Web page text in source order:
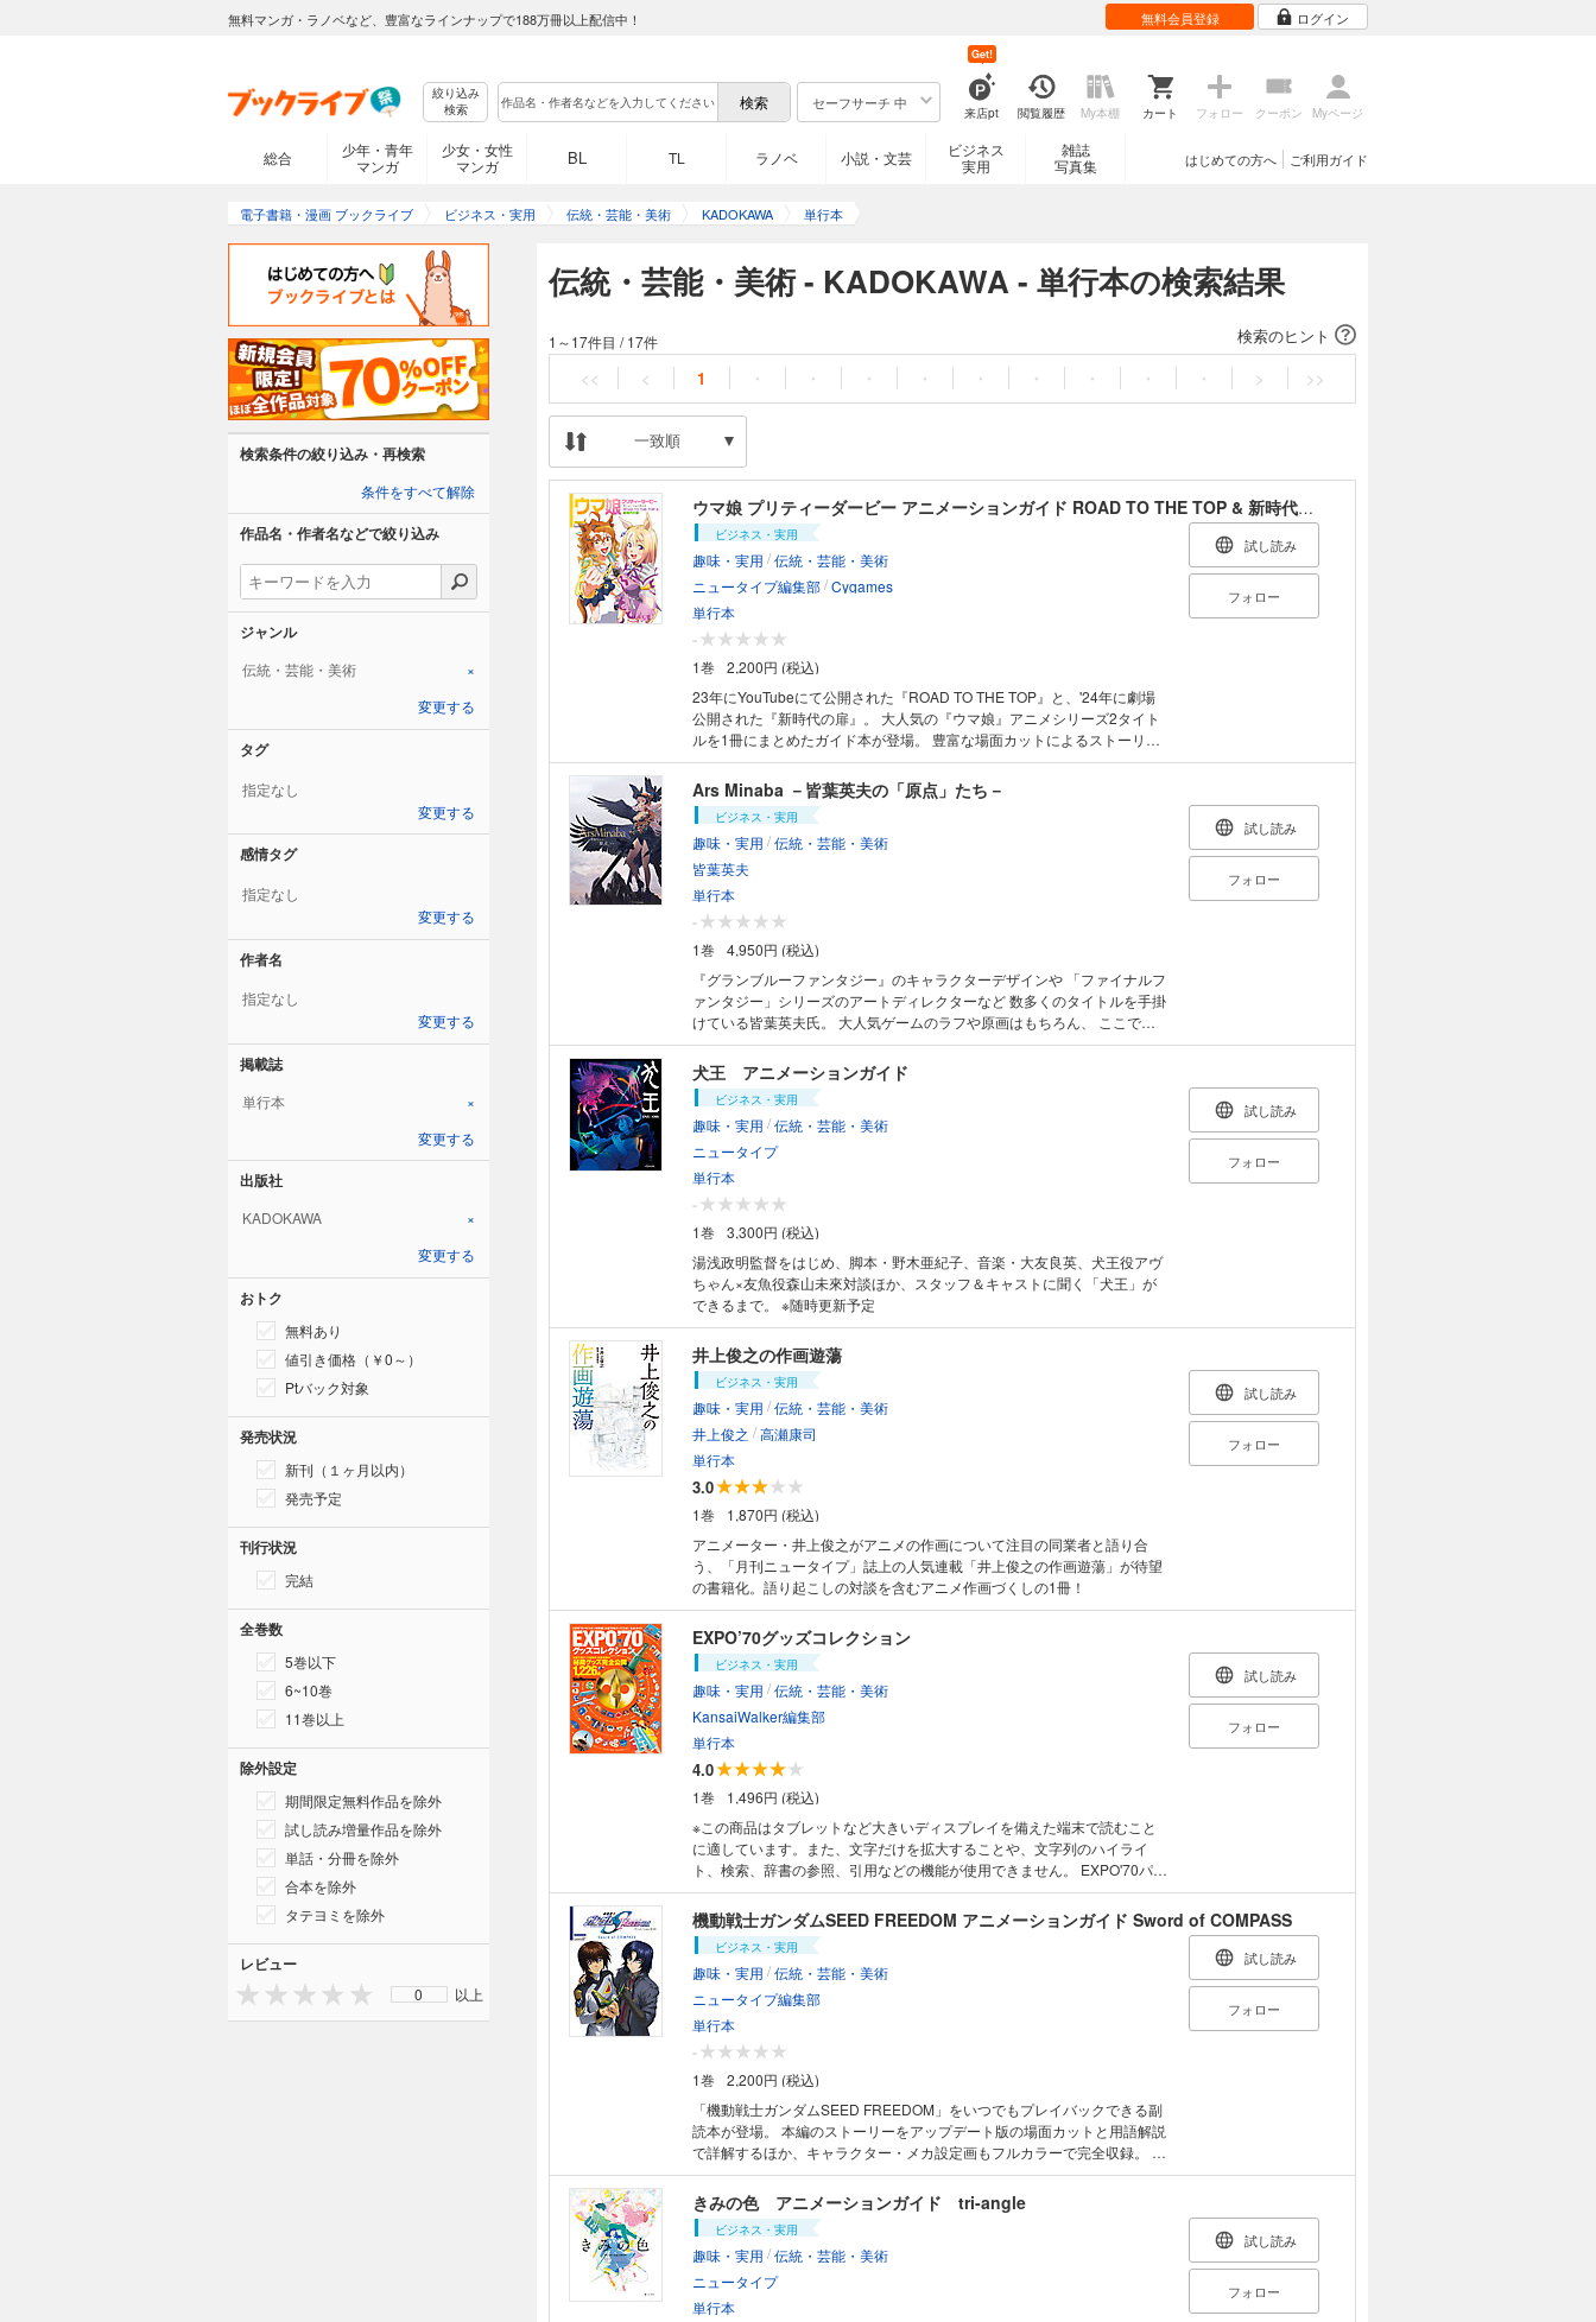
無料マンガ・ラノベなど、豊富なラインナップで188万冊以上配信中！ 無料会員登録 ログイン
絞り込み
検索
セーフサーチ 中
来店pt
Get!
閲覧履歴 My本棚 カート フォロー クーポン Myページ
総合
少年・青年
マンガ
少女・女性
マンガ
BL TL ラノベ 小説・文芸
ビジネス
実用
雑誌
写真集
ご利用ガイド
はじめての方へ
電子書籍・漫画 ブックライブ ビジネス・実用 伝統・芸能・美術 KADOKAWA 単行本
伝統・芸能・美術 - KADOKAWA - 単行本の検索結果
検索のヒント
1～17件目 /17件
<< < 1 ・ ・ ・ ・ ・ ・ ・ ・ ・ > >>
一致順
ウマ娘 プリティーダービー アニメーションガイド ROAD TO THE TOP & 新時代の扉
ビジネス・実用
趣味・実用 /伝統・芸能・美術
ニュータイプ編集部/Cygames
単行本
-
1巻
2,200円 (税込)
23年にYouTubeにて公開された『ROAD TO THE TOP』と、'24年に劇場
公開された『新時代の扉』。 大人気の『ウマ娘』アニメシリーズ2タイト
ルを1冊にまとめたガイド本が登場。 豊富な場面カットによるストーリー
紹介や、キャラクター設定画はプロップ設定と併せて掲載。 充実のキャス
ト・スタッフインタビューに原画・背景美術、そして『月刊ニュータイ
プ』掲載の版権絵も収録。 ファン待望の1冊です！ 【収録インタビュー】
（キャスト） ・ナリタトップロード役／中村カンナ ・アドマイヤベガ役
／咲々木瞳 ・テイエムオペラオー役／徳井青空 ・ジャングルポケット役
／藤本侑里 ・アグネスタキオン役／上坂すみれ ・マンハッタンカフェ役
／小倉唯 ・ダンツフレーム役／福嶋晴菜 ・フジキセキ役／松井恵理子
TOP』監督／廖程芝 ・アニメ『ウマ娘 プリティーダービー ROAD TO
THE TOP 』、劇場版『ウマ娘 プリティーダービー 新時代の扉』キャラク
ターデザイン・総作画監督／山崎淳 ・劇場版『ウマ娘 プリティーダービ
ー 新時代の扉』監督／山本健
試し読み
フォロー
Ars Minaba －皆葉英夫の「原点」たち－
ビジネス・実用
趣味・実用 /伝統・芸能・美術
皆葉英夫
単行本
-
1巻
4,950円 (税込)
『グランブルーファンタジー』のキャラクターデザインや 「ファイナルフ
ァンタジー」シリーズのアートディレクターなど 数多くのタイトルを手掛
けている皆葉英夫氏。 大人気ゲームのラフや原画はもちろん、 ここでし
か見られない超貴重な「秘蔵タイトル」の資料も！ 初出イラスト満載の極
上アートを詰め込んだ、ファン垂涎の一冊です。
試し読み
フォロー
犬王 アニメーションガイド
ビジネス・実用
趣味・実用 /伝統・芸能・美術
ニュータイプ
単行本
-
1巻
3,300円 (税込)
湯浅政明監督をはじめ、脚本・野木亜紀子、音楽・大友良英、犬王役アヴ
ちゃん×友魚役森山未來対談ほか、スタッフ＆キャストに聞く「犬王」が
できるまで。 ※随時更新予定
試し読み
フォロー
井上俊之の作画遊蕩
ビジネス・実用
趣味・実用 /伝統・芸能・美術
井上俊之 /高瀬康司
単行本
3.0
1巻
1,870円 (税込)
アニメーター・井上俊之がアニメの作画について注目の同業者と語り合
う、「月刊ニュータイプ」誌上の人気連載「井上俊之の作画遊蕩」が待望
の書籍化。語り起こしの対談を含むアニメ作画づくしの1冊！
試し読み
フォロー
EXPO’70グッズコレクション
ビジネス・実用
趣味・実用 /伝統・芸能・美術
KansaiWalker編集部
単行本
4.0
1巻
1,496円 (税込)
※この商品はタブレットなど大きいディスプレイを備えた端末で読むこと
に適しています。また、文字だけを拡大することや、文字列のハイライ
ト、検索、辞書の参照、引用などの機能が使用できません。 EXPO'70パビ
リオン特別展「大阪万博グッズ三昧！」公式ガイド。大阪万博グッズを約
1万点収集したコレクター・白井達郎氏の秘蔵コレクションから、ピンバ
ッジ、レコード、スタンプなど激レアものを中心に1000点以上を収録して
いる。また、白井氏が所有する「本物」の大阪万博の制服企画や、万博公
園内に残るパビリオンの遺産なども紹介！
試し読み
フォロー
機動戦士ガンダムSEED FREEDOM アニメーションガイド Sword of COMPASS
ビジネス・実用
趣味・実用 /伝統・芸能・美術
ニュータイプ編集部
単行本
-
1巻
2,200円 (税込)
「機動戦士ガンダムSEED FREEDOM」をいつでもプレイバックできる副
読本が登場。 本編のストーリーをアップデート版の場面カットと用語解説
で詳解するほか、キャラクター・メカ設定画もフルカラーで完全収録。 主
要キャスト・スタッフのインタビューに加え、平井久司さん原画の絵素材
も！ さらに「機動戦士ガンダムSEED」「機動戦士ガンダムSEED
DESTINY」の解説パートや、 スピンオフ作品のコラムも用意するなど、
これ一冊で「SEEDシリーズ」を網羅できる永久保存版です。 ＜収録イン
タビュー＞ ◆STAFF 監督／福田己津央 メカニカルデザイン／大河原邦男
メカニカルアニメーションディレクター／重田 智 主題歌／西川貴教 エン
ディングテーマ／See-Saw（梶浦由記／石川智晶） ◆CAST キラ・ヤマト
試し読み
フォロー
きみの色 アニメーションガイド tri-angle
ビジネス・実用
趣味・実用 /伝統・芸能・美術
ニュータイプ
単行本
試し読み
フォロー
検索条件の絞り込み・再検索
条件をすべて解除
作品名・作者名などで絞り込み
ジャンル
伝統・芸能・美術 ×
変更する
タグ
指定なし
変更する
感情タグ
指定なし
変更する
作者名
指定なし
変更する
掲載誌
単行本 ×
変更する
出版社
KADOKAWA ×
変更する
おトク
無料あり
値引き価格（￥0～）
Ptバック対象
発売状況
新刊（１ヶ月以内）
発売予定
刊行状況
完結
全巻数
5巻以下
6~10巻
11巻以上
除外設定
期間限定無料作品を除外
試し読み増量作品を除外
単話・分冊を除外
合本を除外
タテヨミを除外
レビュー
0 以上